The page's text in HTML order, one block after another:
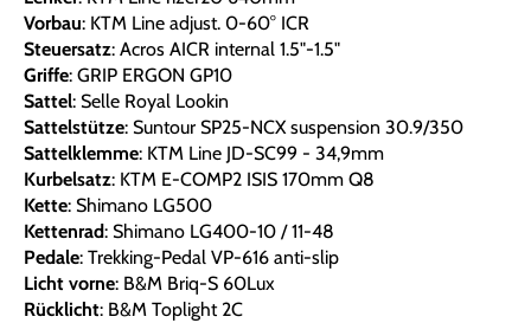
Vorbau: KTM Line adjust. 0-60° ICR
Steuersatz: Acros AICR internal 1.5"-1.5"
Griffe: GRIP ERGON GP10
Sattel: Selle Royal Lookin
Sattelstütze: Suntour SP25-NCX suspension 30.9/350
Sattelklemme: KTM Line JD-SC99 - 34,9mm
Kurbelsatz: KTM E-COMP2 ISIS 170mm Q8
Kette: Shimano LG500
Kettenrad: Shimano LG400-10 / 11-48
Pedale: Trekking-Pedal VP-616 anti-slip
Licht vorne: B&M Briq-S 60Lux
Rücklicht: B&M Toplight 2C